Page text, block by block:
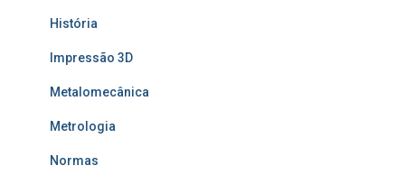
História
Impressão 3D
Metalomecânica
Metrologia
Normas